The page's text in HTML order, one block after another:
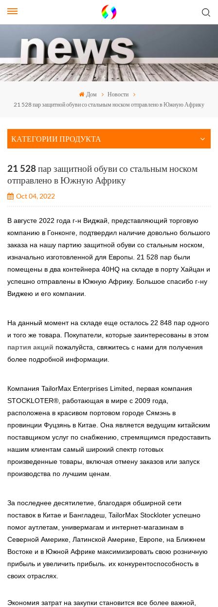
Дом
Новости
21 528 пар защитной обуви со стальным носком отправлено в Южную Африку
КАТЕГОРИИ ПРОДУКТА
21 528 пар защитной обуви со стальным носком
отправлено в Южную Африку
Oct 04, 2022
В августе 2022 года г-н Виджай, представляющий торговую
компанию в Гонконге, подтвердил наличие довольно большого
заказа на нашу партию защитной обуви со стальным носком,
изначально изготовленной для Европы. 21 528 пар были
помещены в два контейнера 40HQ на складе в порту Хайцан и
успешно отправлены в Южную Африку. Большое спасибо г-ну
Виджею и его компании.
На данный момент на складе еще осталось 22 848 пар одного
и того же товара. Покупатели, которые заинтересованы в этом
партия акций пожалуйста, свяжитесь с нами для получения
более подробной информации.
Компания TailorMax Enterprises Limited, первая компания
STOCKLOTER®, работающая в мире с 2009 года,
расположена в красивом портовом городе Сямэнь в
провинции Фуцзянь в Китае. Она является ведущим китайским
поставщиком услуг по снабжению, стремящимся предоставить
нашим клиентам самый широкий спектр готовых
произведенные товары, включая отмену заказов или запуск
производства по лучшим ценам.
За последнее десятилетие, благодаря обширной сети
поставок в Китае и Бангладеш, TailorMax Stockloter успешно
помог аутлетам, универмагам и интернет-магазинам в
Северной Америке, Латинской Америке, Европе, на Ближнем
Востоке и в Южной Африке максимизировать свою розничную
прибыль и увеличить прибыль. их конкурентоспособность в
своих отраслях.
Экономия затрат на закупки становится все более важной,